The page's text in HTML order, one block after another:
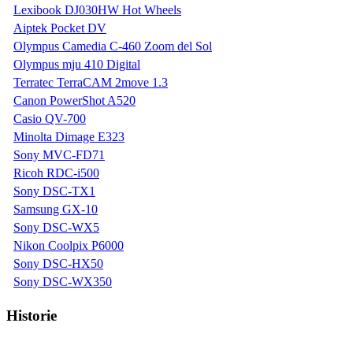
Lexibook DJ030HW Hot Wheels
Aiptek Pocket DV
Olympus Camedia C-460 Zoom del Sol
Olympus mju 410 Digital
Terratec TerraCAM 2move 1.3
Canon PowerShot A520
Casio QV-700
Minolta Dimage E323
Sony MVC-FD71
Ricoh RDC-i500
Sony DSC-TX1
Samsung GX-10
Sony DSC-WX5
Nikon Coolpix P6000
Sony DSC-HX50
Sony DSC-WX350
Historie